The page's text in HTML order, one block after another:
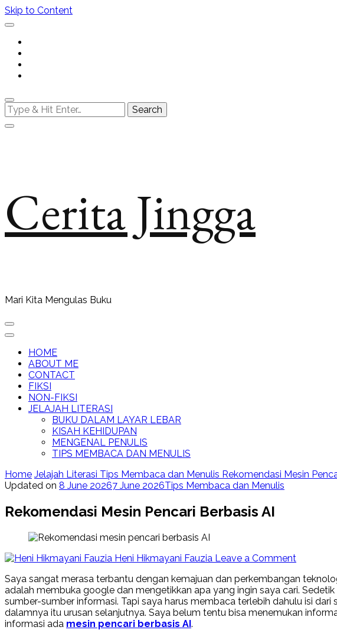
Skip to Content
Looking
for
Something?
Cerita Jingga
Mari Kita Mengulas Buku
HOME
ABOUT ME
CONTACT
FIKSI
NON-FIKSI
JELAJAH LITERASI
BUKU DALAM LAYAR LEBAR
KISAH KEHIDUPAN
MENGENAL PENULIS
TIPS MEMBACA DAN MENULIS
Home Jelajah Literasi Tips Membaca dan Menulis Rekomendasi Mesin
Updated on 8 June 20267 June 2026Tips Membaca dan Menulis
Rekomendasi Mesin Pencari Berbasis AI
Heni Hikmayani Fauzia Leave a Commenton
Mesin
Pencari
Berbasis
AI
Saya sangat merasa terbantu dengan kemajuan dan perkembangan
adalah membuka google dan mengetikkan apa yang ingin saya cari.
sumber-sumber informasi. Tapi saya harus membaca terlebih dahulu isi
dalamnya itu urusan selanjutnya. Saya belum tentu bisa menemukan
informasi ada mesin pencari berbasis AI.